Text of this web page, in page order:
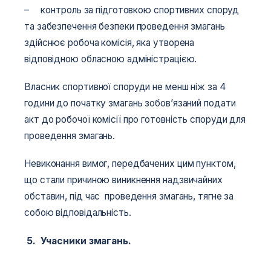
– контроль за підготовкою спортивних споруд
та забезпечення безпеки проведення змагань
здійснює робоча комісія, яка утворена
відповідною обласною адміністрацією.
Власник спортивної споруди не менш ніж за 4
години до початку змагань зобов’язаний подати
акт до робочої комісії про готовність споруди для
проведення змагань.
Невиконання вимог, передбачених цим пунктом,
що стали причиною виникнення надзвичайних
обставин, під час проведення змагань, тягне за
собою відповідальність.
5. Учасники змагань.